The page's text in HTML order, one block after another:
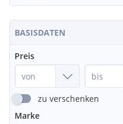
BASISDATEN
Preis
zu verschenken
Marke